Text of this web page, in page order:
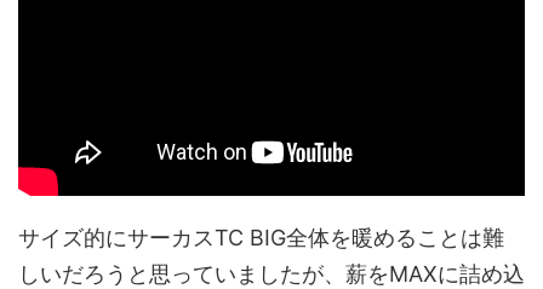
サイズ的にサーカスTC BIG全体を暖めることは難
しいだろうと思っていましたが、薪をMAXに詰め込